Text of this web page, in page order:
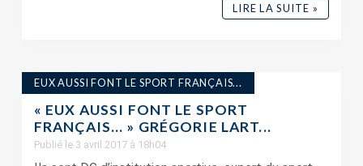
LIRE LA SUITE »
EUX AUSSI FONT LE SPORT FRANÇAIS...
« EUX AUSSI FONT LE SPORT
FRANÇAIS… » GRÉGORIE LART...
Publié le 3 avril 2017 à 18h04